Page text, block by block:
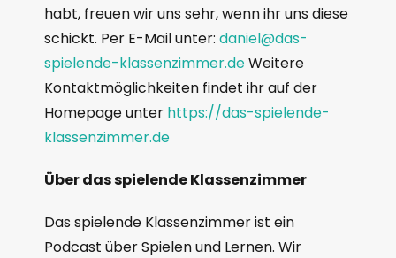
habt, freuen wir uns sehr, wenn ihr uns diese
schickt. Per E-Mail unter: daniel@das-
spielende-klassenzimmer.deWeitere
Kontaktmöglichkeiten findet ihr auf der
Homepage unter https://das-spielende-
klassenzimmer.de
Über das spielende Klassenzimmer
Das spielende Klassenzimmer ist ein
Podcast über Spielen und Lernen. Wir